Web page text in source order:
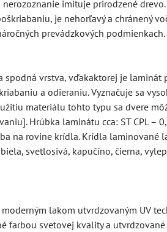
imituje prirodzené
je nehorľavý a chránený
prevádzkových podmienkach.
vrstva, vďakaktorej je laminát
a odieraniu. Vyznačuje sa
materiálu tohto typu sa dvere
Hrúbka laminátu cca: ST CPL –
na rovine krídla. Krídla laminované
svetlosivá, kapučíno, čierna,
lakom utvrdzovaným UV
svetovej kvality a